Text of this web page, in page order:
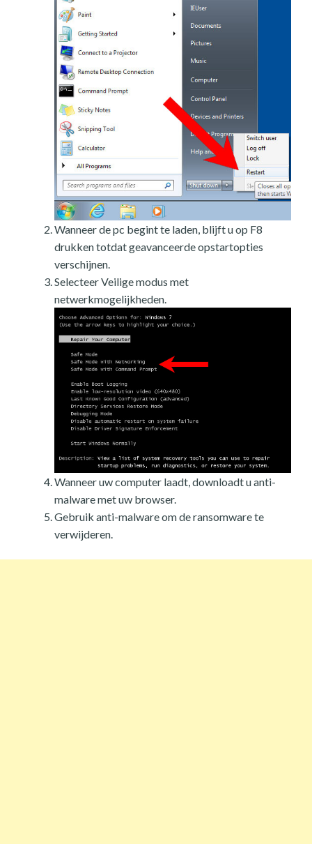
Wanneer de pc begint te laden, blijft u op F8
drukken totdat geavanceerde opstartopties
verschijnen.
Selecteer Veilige modus met
netwerkmogelijkheden.
Wanneer uw computer laadt, downloadt u anti-
malware met uw browser.
Gebruik anti-malware om de ransomware te
verwijderen.